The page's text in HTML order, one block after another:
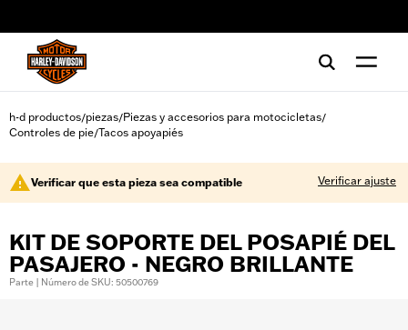
h-d productos/piezas/Piezas y accesorios para motocicletas/
Controles de pie/Tacos apoyapiés
Verificar que esta pieza sea compatible Verificar ajuste
KIT DE SOPORTE DEL POSAPIÉ DEL
PASAJERO - NEGRO BRILLANTE
Parte | Número de SKU: 50500769